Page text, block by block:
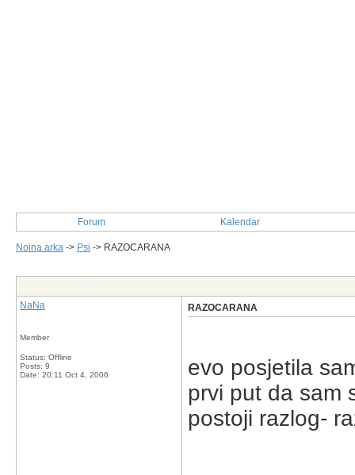
Forum Kalendar
Noina arka -> Psi -> RAZOCARANA
NaNa
Member
Status: Offline
Posts: 9
Date: 20:11 Oct 4, 2006
RAZOCARANA
evo posjetila
prvi put da sam
postoji razlog-